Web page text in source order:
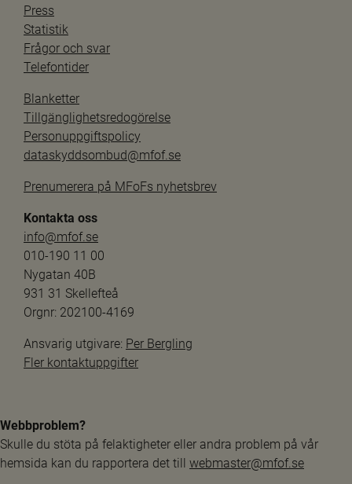
Press
Statistik
Frågor och svar
Telefontider
Blanketter
Tillgänglighetsredogörelse
Personuppgiftspolicy
dataskyddsombud@mfof.se
Prenumerera på MFoFs nyhetsbrev
Kontakta oss
info@mfof.se
010-190 11 00
Nygatan 40B
931 31 Skellefteå
Orgnr: 202100-4169
Ansvarig utgivare: Per Bergling
Fler kontaktuppgifter
Webbproblem?
Skulle du stöta på felaktigheter eller andra problem på vår
hemsida kan du rapportera det till webmaster@mfof.se